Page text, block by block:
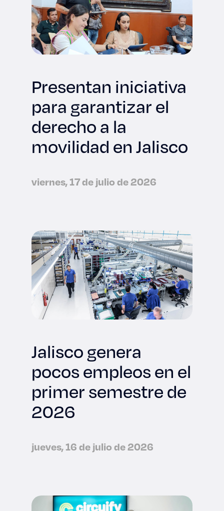
Presentan iniciativa
para garantizar el
derecho a la
movilidad en Jalisco
viernes, 17 de julio de 2026
Jalisco genera
pocos empleos en el
primer semestre de
2026
jueves, 16 de julio de 2026